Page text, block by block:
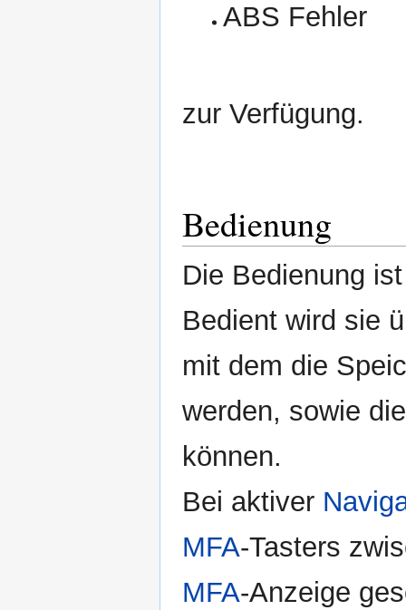
ABS Fehler
zur Verfügung.
Bedienung
Die Bedienung
Bedient wird sie
mit dem die
werden, sowie
können.
Bei aktiver
MFA-Tasters
MFA-Anzeige